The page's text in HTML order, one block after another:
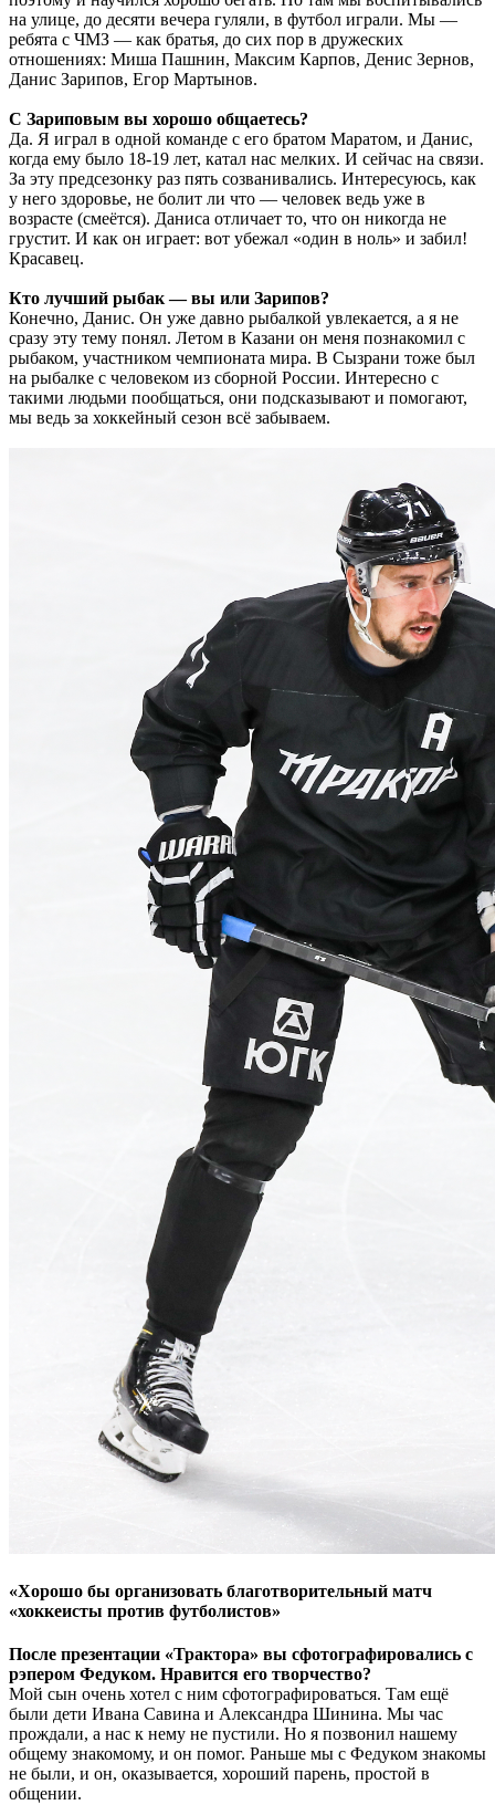
на улице, до десяти вечера гуляли, в футбол играли. Мы —
ребята с ЧМЗ — как братья, до сих пор в дружеских
отношениях: Миша Пашнин, Максим Карпов, Денис Зернов,
Данис Зарипов, Егор Мартынов.
С Зариповым вы хорошо общаетесь?
Да. Я играл в одной команде с его братом Маратом, и Данис,
когда ему было 18-19 лет, катал нас мелких. И сейчас на связи.
За эту предсезонку раз пять созванивались. Интересуюсь, как
у него здоровье, не болит ли что — человек ведь уже в
возрасте (смеётся). Даниса отличает то, что он никогда не
грустит. И как он играет: вот убежал «один в ноль» и забил!
Красавец.
Кто лучший рыбак — вы или Зарипов?
Конечно, Данис. Он уже давно рыбалкой увлекается, а я не
сразу эту тему понял. Летом в Казани он меня познакомил с
рыбаком, участником чемпионата мира. В Сызрани тоже был
на рыбалке с человеком из сборной России. Интересно с
такими людьми пообщаться, они подсказывают и помогают,
мы ведь за хоккейный сезон всё забываем.
«Хорошо бы организовать благотворительный матч
«хоккеисты против футболистов»
После презентации «Трактора» вы сфотографировались с
рэпером Федуком. Нравится его творчество?
Мой сын очень хотел с ним сфотографироваться. Там ещё
были дети Ивана Савина и Александра Шинина. Мы час
прождали, а нас к нему не пустили. Но я позвонил нашему
общему знакомому, и он помог. Раньше мы с Федуком знакомы
не были, и он, оказывается, хороший парень, простой в
общении.